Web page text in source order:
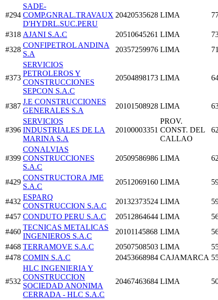
#294
SADE-
COMP.GNRAL.TRAVAUX
D'HYDRL.SUC.PERU
20420535628 LIMA
#318 AJANI S.A.C 20510645261 LIMA
#328
CONFIPETROL ANDINA
S.A
20357259976 LIMA
#373
SERVICIOS
PETROLEROS Y
CONSTRUCCIONES
SEPCON S.A.C
20504898173 LIMA
#387
J.E CONSTRUCCIONES
GENERALES S.A
20101508928 LIMA
#396
SERVICIOS
INDUSTRIALES DE LA
MARINA S.A
20100003351
PROV.
CONST. DEL
CALLAO
#399
CONALVIAS
CONSTRUCCIONES
S.A.C
20509586986 LIMA
#429
CONSTRUCTORA JME
S.A.C
20512069160 LIMA
#432
ESPARQ
CONSTRUCCION S.A.C
20132373524 LIMA
#457 CONDUTO PERU S.A.C 20512864644 LIMA
#460
TECNICAS METALICAS
INGENIEROS S.A.C
20101145868 LIMA
#468 TERRAMOVE S.A.C 20507508503 LIMA
#478 COMIN S.A.C 20453668984 CAJAMARCA
#532
HLC INGENIERIA Y
CONSTRUCCION
SOCIEDAD ANONIMA
CERRADA - HLC S.A.C
20467463684 LIMA